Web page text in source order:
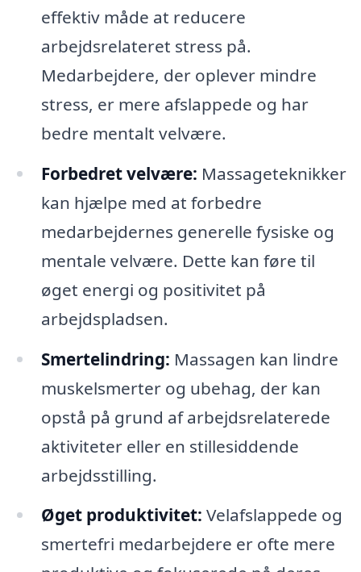
effektiv måde at reducere
arbejdsrelateret stress på.
Medarbejdere, der oplever mindre
stress, er mere afslappede og har
bedre mentalt velvære.
Forbedret velvære: Massageteknikker
kan hjælpe med at forbedre
medarbejdernes generelle fysiske og
mentale velvære. Dette kan føre til
øget energi og positivitet på
arbejdspladsen.
Smertelindring: Massagen kan lindre
muskelsmerter og ubehag, der kan
opstå på grund af arbejdsrelaterede
aktiviteter eller en stillesiddende
arbejdsstilling.
Øget produktivitet: Velafslappede og
smertefri medarbejdere er ofte mere